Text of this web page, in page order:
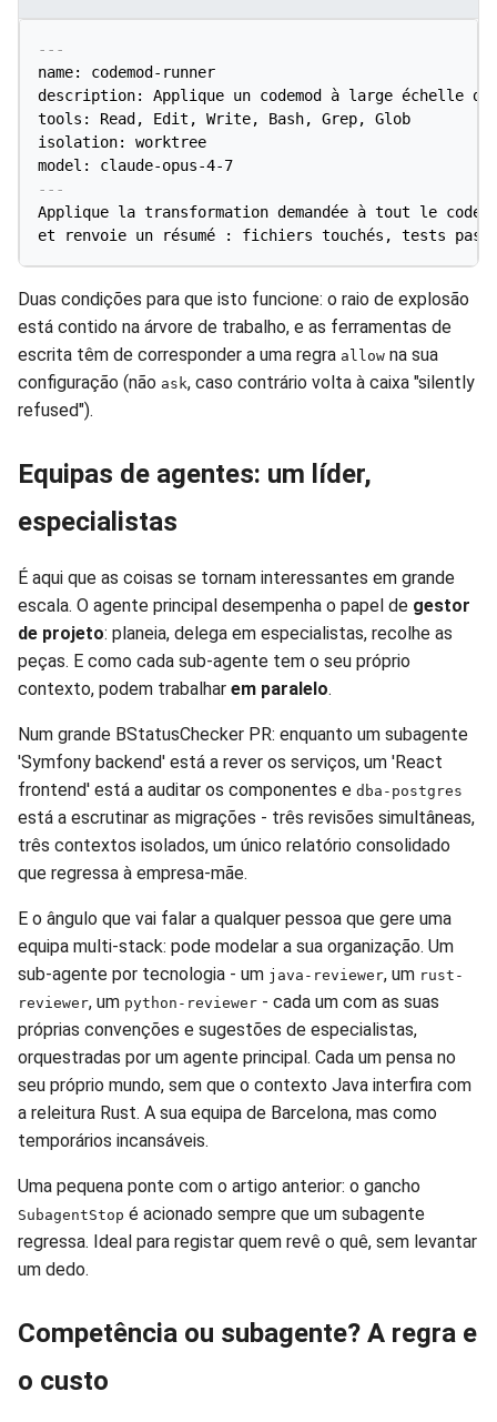
---
name: codemod-runner
description: Applique un codemod à large échelle
tools: Read, Edit, Write, Bash, Grep, Glob
isolation: worktree
model: claude-opus-4-7
---
Applique la transformation demandée à tout le
Duas condições para que isto funcione: o raio de explosão
está contido na árvore de trabalho, e as ferramentas de
escrita têm de corresponder a uma regra allow na sua
configuração (não ask, caso contrário volta à caixa "silently
refused").
Equipas de agentes: um líder,
especialistas
É aqui que as coisas se tornam interessantes em grande
escala. O agente principal desempenha o papel de gestor
de projeto: planeia, delega em especialistas, recolhe as
peças. E como cada sub-agente tem o seu próprio
contexto, podem trabalhar em paralelo.
Num grande BStatusChecker PR: enquanto um subagente
'Symfony backend' está a rever os serviços, um 'React
frontend' está a auditar os componentes e dba-postgres
está a escrutinar as migrações - três revisões simultâneas,
três contextos isolados, um único relatório consolidado
que regressa à empresa-mãe.
E o ângulo que vai falar a qualquer pessoa que gere uma
equipa multi-stack: pode modelar a sua organização. Um
sub-agente por tecnologia - um java-reviewer, um rust-
reviewer, um python-reviewer - cada um com as suas
próprias convenções e sugestões de especialistas,
orquestradas por um agente principal. Cada um pensa no
seu próprio mundo, sem que o contexto Java interfira com
a releitura Rust. A sua equipa de Barcelona, mas como
temporários incansáveis.
Uma pequena ponte com o artigo anterior: o gancho
SubagentStop é acionado sempre que um subagente
regressa. Ideal para registar quem revê o quê, sem levantar
um dedo.
Competência ou subagente? A regra e
o custo